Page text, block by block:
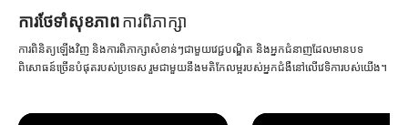
ការ​ថែទាំ​សុខភាពការពិភាក្សា
ការពិនិត្យឡើងវិញ និងការពិភាក្សាសំខាន់ៗជាមួយវេជ្ជបណ្ឌិត និងអ្នកជំនាញដែលមានបទ
ពិសោធន៍ច្រើនបំផុតរបស់ប្រទេស រួមជាមួយនឹងមតិកែលម្អរបស់អ្នកជំងឺនៅលើវេទិការបស់យើង។